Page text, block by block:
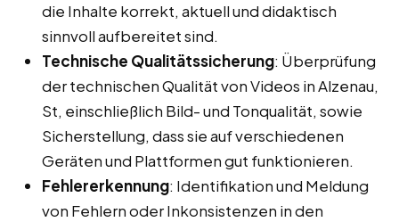
die Inhalte korrekt, aktuell und didaktisch
sinnvoll aufbereitet sind.
Technische Qualitätssicherung: Überprüfung
der technischen Qualität von Videos in Alzenau,
St, einschließlich Bild- und Tonqualität, sowie
Sicherstellung, dass sie auf verschiedenen
Geräten und Plattformen gut funktionieren.
Fehlererkennung: Identifikation und Meldung
von Fehlern oder Inkonsistenzen in den